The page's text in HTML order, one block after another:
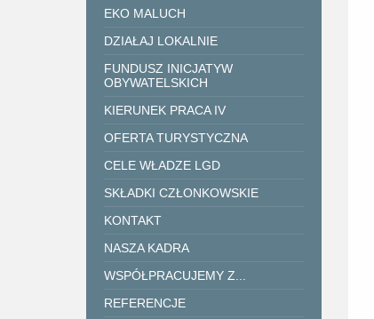
EKO MALUCH
DZIAŁAJ LOKALNIE
FUNDUSZ INICJATYW
OBYWATELSKICH
KIERUNEK PRACA IV
OFERTA TURYSTYCZNA
CELE WŁADZE LGD
SKŁADKI CZŁONKOWSKIE
KONTAKT
NASZA KADRA
WSPÓŁPRACUJEMY Z...
REFERENCJE